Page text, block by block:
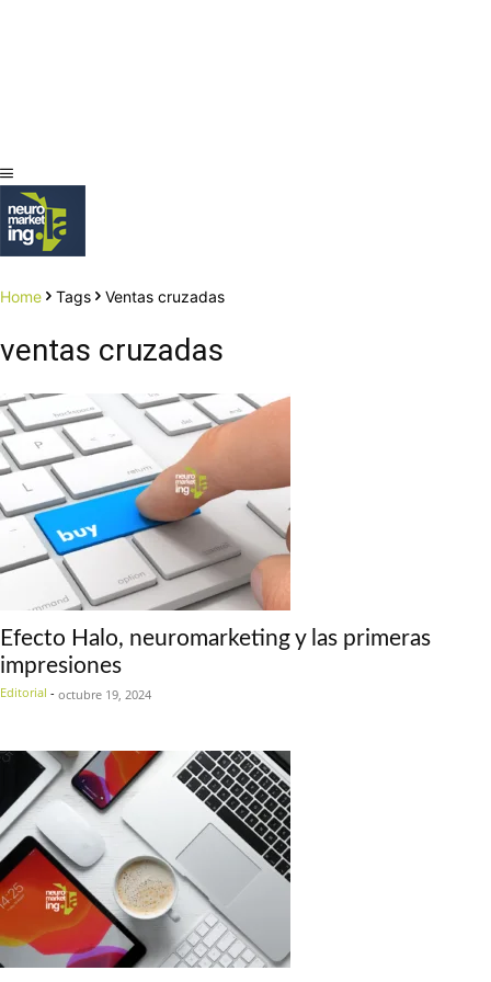
Home Tags Ventas cruzadas
ventas cruzadas
Efecto Halo, neuromarketing y las primeras
impresiones
Editorial - octubre 19, 2024